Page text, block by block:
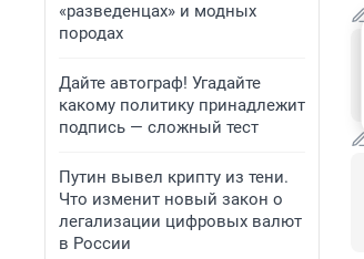
«разведенцах» и модных
породах
Дайте автограф! Угадайте
какому политику принадлежит
подпись — сложный тест
Путин вывел крипту из тени.
Что изменит новый закон о
легализации цифровых валют
в России